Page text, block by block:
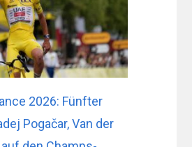
2026: Fünfter
Pogačar, Van der